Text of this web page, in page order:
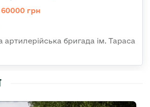
60000 грн
артилерійська бригада ім. Тараса